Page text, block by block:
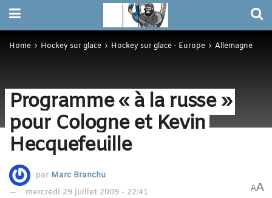
Home Hockey sur glace Hockey sur glace - Europe Allemagne
Programme « à la russe »
pour Cologne et Kevin
Hecquefeuille
par Marc Branchu
mercredi 29 juillet 2009 - 22:41
AA